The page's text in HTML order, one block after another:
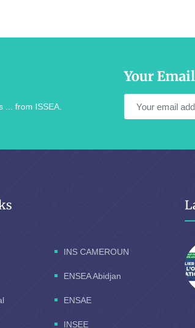
from ISSEA.
Your Email
INS CAMEROUN
ENSEA Abidjan
ENSAE
INSEE